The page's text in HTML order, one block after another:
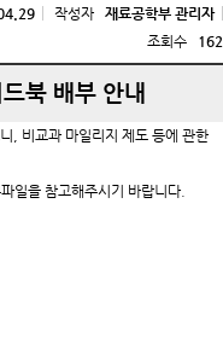
작성자
재료공학부 관리자
조회수
162
북 배부 안내
, 비교과 마일리지 제도 등에 관한
일을 참고해주시기 바랍니다.